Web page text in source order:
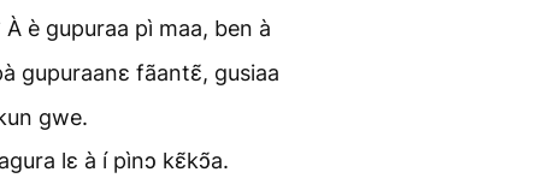
À è gupuraa pì maa, ben à
gupuraanɛ fãantɛ̃, gusiaa
gwe.
lɛ à í pìnↄ kɛ̃kↄ̃a.